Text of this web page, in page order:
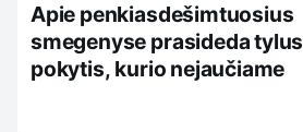
Apie penkiasdešimtuosius
smegenyse prasideda tylus
pokytis, kurio nejaučiame